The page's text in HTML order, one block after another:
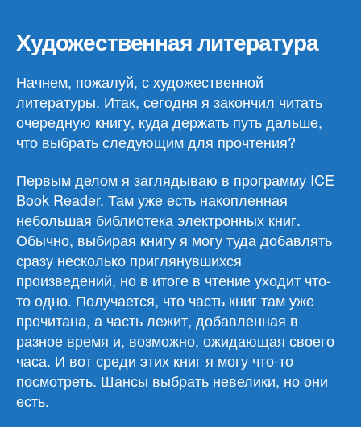
Художественная литература
Начнем, пожалуй, с художественной
литературы. Итак, сегодня я закончил читать
очередную книгу, куда держать путь дальше,
что выбрать следующим для прочтения?
Первым делом я заглядываю в программу ICE
Book Reader. Там уже есть накопленная
небольшая библиотека электронных книг.
Обычно, выбирая книгу я могу туда добавлять
сразу несколько приглянувшихся
произведений, но в итоге в чтение уходит что-
то одно. Получается, что часть книг там уже
прочитана, а часть лежит, добавленная в
разное время и, возможно, ожидающая своего
часа. И вот среди этих книг я могу что-то
посмотреть. Шансы выбрать невелики, но они
есть.